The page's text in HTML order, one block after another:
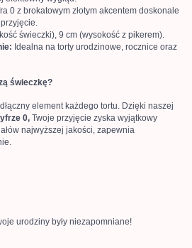
0 z brokatowym złotym akcentem doskonale
świeczki), 9 cm (wysokość z pikerem).
Idealna na torty urodzinowe, rocznice oraz
świeczkę?
element każdego tortu. Dzięki naszej
0, Twoje przyjęcie zyska wyjątkowy
najwyższej jakości, zapewnia
urodziny były niezapomniane!